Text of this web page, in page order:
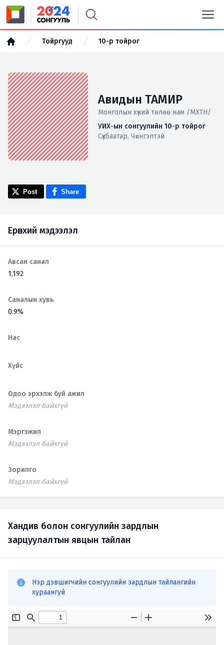
Тойргууд 10-р тойрог
Авидын ТАМИР
Монголын хүний төлөө нам /МХТН/
УИХ-ын сонгуулийн 10-р тойрог
Сүхбаатар, Чингэлтэй
Post Share
Ерөнхий мэдээлэл
Авсан санал
1,192
Саналын хувь
0.9%
Нас
Хүйс
Одоо эрхэлж буй ажил
Мэдээлэл байхгүй
Мэргэжил
Мэдээлэл байхгүй
Зорилго
Мэдээлэл байхгүй
Хандив болон сонгуулийн зардлын
зарцуулалтын явцын тайлан
Нэр дэвшигчийн сонгуулийн зардлын тайлангийн
хураангуй